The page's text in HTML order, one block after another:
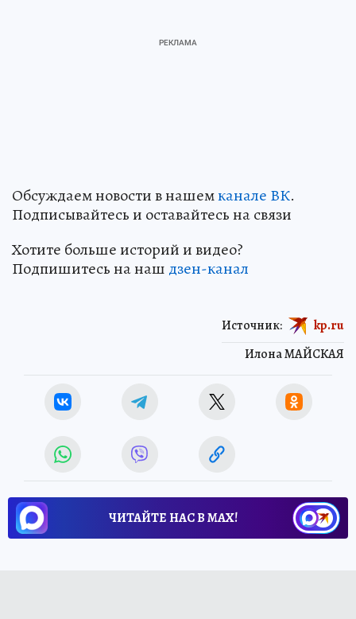
Обсуждаем новости в нашемканале ВК.
Подписывайтесь и оставайтесь на связи
Хотите больше историй и видео?
Подпишитесь на наш дзен-канал
Илона МАЙСКАЯ
Источник: kp.ru
ЧИТАЙТЕ НАС В МАХ!